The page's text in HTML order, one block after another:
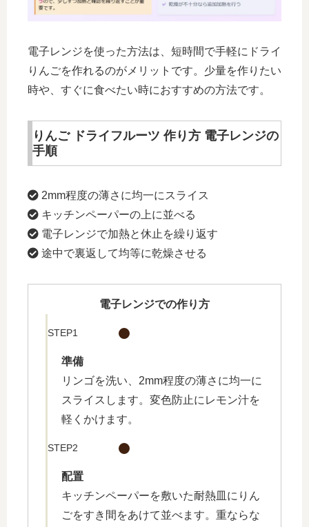
電子レンジを使った方法は、短時間で手軽にドライ
りんごを作れるのがメリットです。少量を作りたい
時や、すぐに食べたい時におすすめの方法です。
りんご ドライフルーツ 作り方 電子レンジの
手順
2mm程度の薄さに均一にスライス
キッチンペーパーの上に並べる
電子レンジで加熱と休止を繰り返す
途中で裏返して均等に乾燥させる
電子レンジでの作り方
STEP1
準備
リンゴを洗い、2mm程度の薄さに均一に
スライスします。変色防止にレモン汁を
軽くかけます。
STEP2
配置
キッチンペーパーを敷いた耐熱皿にりん
ごをすき間をあけて並べます。重ならな